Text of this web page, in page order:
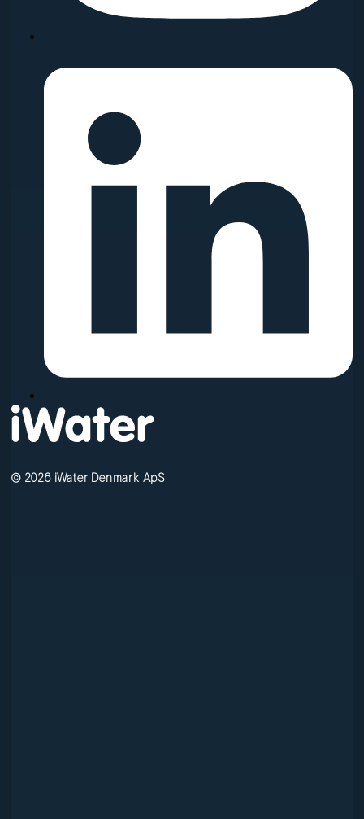
© 2026 iWater Denmark ApS